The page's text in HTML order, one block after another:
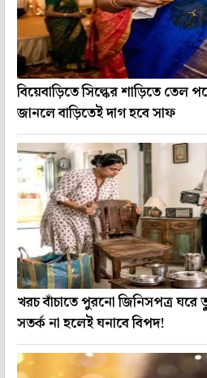
বিয়েবাড়িতে সিল্কের শাড়িতে তেল
জানলে বাড়িতেই দাগ হবে সাফ
খরচ বাঁচাতে পুরনো জিনিসপত্র ঘরে
সতর্ক না হলেই ঘনাবে বিপদ!